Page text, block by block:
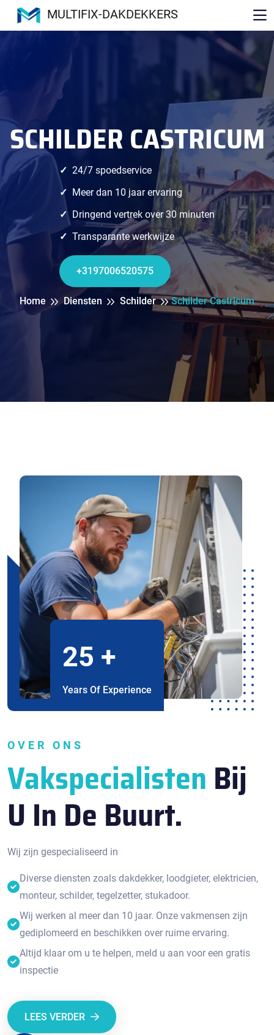
MULTIFIX-DAKDEKKERS
SCHILDER CASTRICUM
24/7 spoedservice
Meer dan 10 jaar ervaring
Dringend vertrek over 30 minuten
Transparante werkwijze
+3197006520575
Home Diensten Schilder Schilder Castricum
25 +
Years Of Experience
OVER ONS
Vakspecialisten Bij
U In De Buurt.
Wij zijn gespecialiseerd in
Diverse diensten zoals dakdekker, loodgieter, elektricien,
monteur, schilder, tegelzetter, stukadoor.
Wij werken al meer dan 10 jaar. Onze vakmensen zijn
gediplomeerd en beschikken over ruime ervaring.
Altijd klaar om u te helpen, meld u aan voor een gratis
inspectie
LEES VERDER